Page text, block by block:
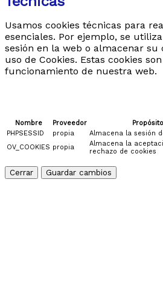
Usamos cookies técnicas para
esenciales. Por ejemplo, se
sesión en la web o almacenar su
uso de Cookies. Estas cookies
funcionamiento de nuestra web.
Nombre Proveedor Propósito
PHPSESSID
propia Almacena la sesión
OV_COOKIES propia
Almacena la
rechazo de cookies
Cerrar Guardar cambios